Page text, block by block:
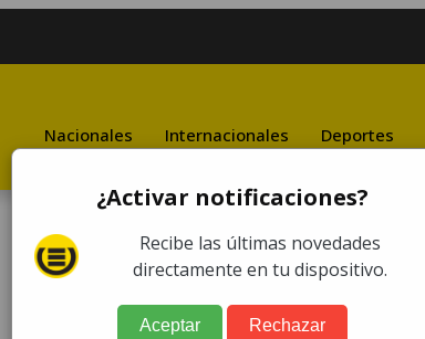
Nacionales Internacionales Deportes
¿Activar notificaciones?
Recibe las últimas novedades
directamente en tu dispositivo.
Aceptar Rechazar